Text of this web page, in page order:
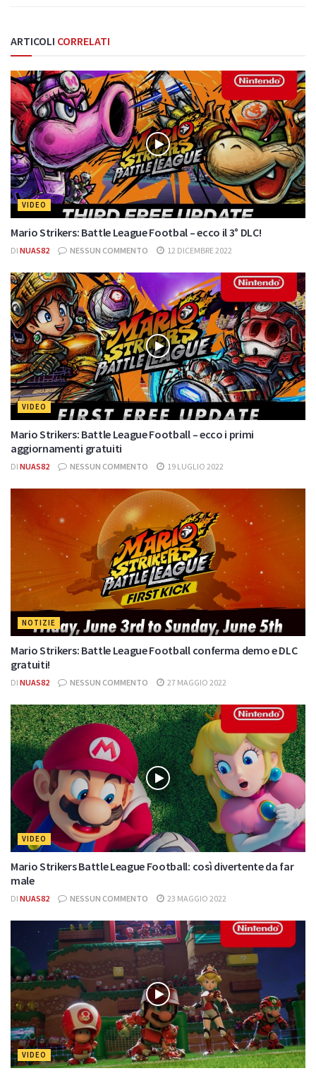
ARTICOLI CORRELATI
VIDEO
Mario Strikers: Battle League Footbal – ecco il 3° DLC!
DI NUAS82 NESSUN COMMENTO 12 DICEMBRE 2022
VIDEO
Mario Strikers: Battle League Football – ecco i primi
aggiornamenti gratuiti
DI NUAS82 NESSUN COMMENTO 19 LUGLIO 2022
NOTIZIE
Mario Strikers: Battle League Football conferma demo e DLC
gratuiti!
DI NUAS82 NESSUN COMMENTO 27 MAGGIO 2022
VIDEO
Mario Strikers Battle League Football: così divertente da far
male
DI NUAS82 NESSUN COMMENTO 23 MAGGIO 2022
VIDEO